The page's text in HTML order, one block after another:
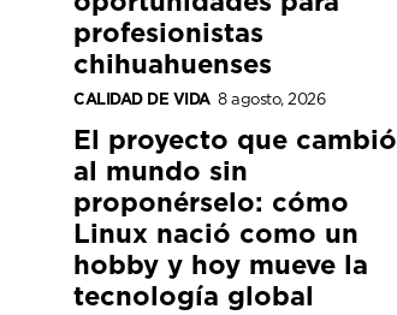
profesionistas
chihuahuenses
CALIDAD DE VIDA 8 agosto, 2026
El proyecto que cambió
al mundo sin
proponérselo: cómo
Linux nació como un
hobby y hoy mueve la
tecnología global